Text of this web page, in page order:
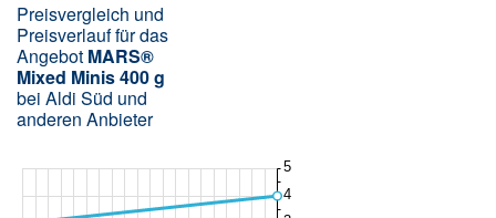
Preisvergleich und
Preisverlauf für das
Angebot MARS®
Mixed Minis 400 g
bei Aldi Süd und
anderen Anbieter